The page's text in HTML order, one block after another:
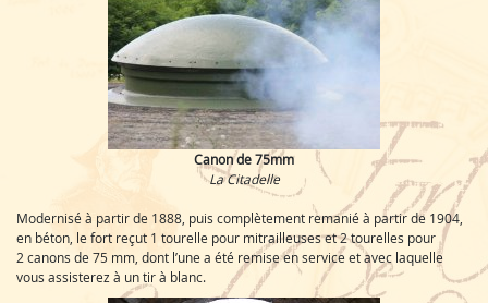
Canon de 75mm
La Citadelle
Modernisé à partir de 1888, puis complètement remanié à partir de 1904,
en béton, le fort reçut 1 tourelle pour mitrailleuses et 2 tourelles pour
2 canons de 75 mm, dont l’une a été remise en service et avec laquelle
vous assisterez à un tir à blanc.